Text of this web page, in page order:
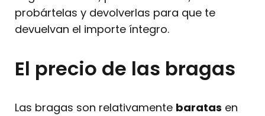
probártelas y devolverlas para que te
devuelvan el importe íntegro.
El precio de las bragas
Las bragas son relativamente baratas en